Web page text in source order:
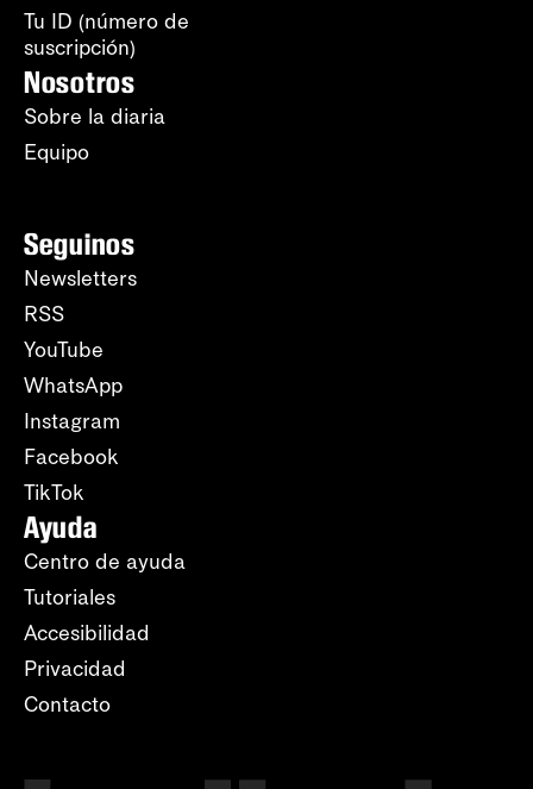
Tu ID (número de
suscripción)
Nosotros
Sobre la diaria
Equipo
Seguinos
Newsletters
RSS
YouTube
WhatsApp
Instagram
Facebook
TikTok
Ayuda
Centro de ayuda
Tutoriales
Accesibilidad
Privacidad
Contacto